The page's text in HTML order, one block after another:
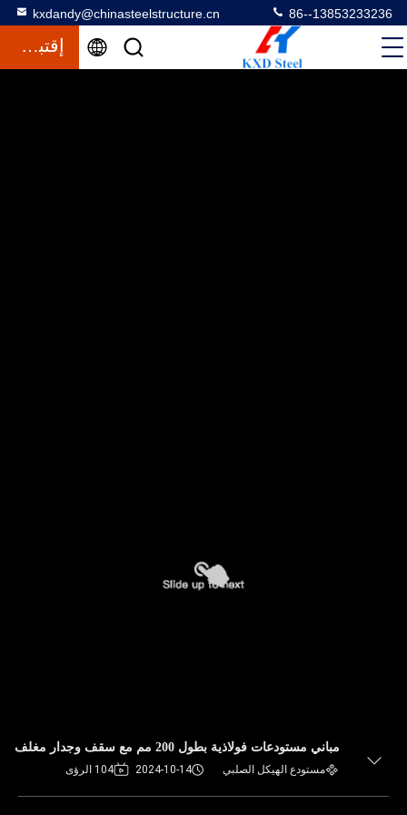
kxdandy@chinasteelstructure.cn 86--13853233236
إقتباس
مباني مستودعات فولاذية بطول 200 مم مع سقف وجدار مغلف
مستودع الهيكل الصلبي 2024-10-14 104 الرؤى